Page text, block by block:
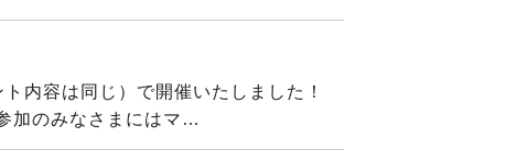
容は同じ）で開催いたしました！
加のみなさまにはマ…